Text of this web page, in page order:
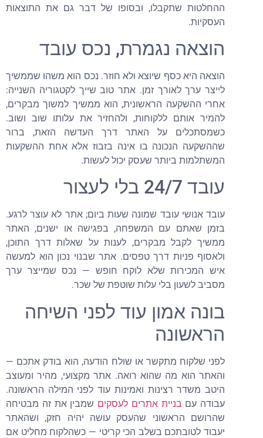
ההחלטות שתקבלו, ובסופו של דבר גם את התוצאות
העסקיות.
הוצאה נגמרת, נכס עובד
הוצאה היא כסף שיוצא ולא חוזר. נכס הוא משהו שממשיך
לייצר ערך לאורך זמן. אתר טוב שייך לקטגוריה השנייה:
אחרי ההשקעה הראשונית, הוא ממשיך למשוך מבקרים,
להמיר אותם ללקוחות, ולהחזיר את עלותו שוב ושוב.
כשמסתכלים על האתר דרך העדשה הזאת, ברור
שההשקעה הנכונה בו אינה בזבוז אלא אחת ההשקעות
המשתלמות ביותר שעסק יכול לעשות.
עובד 24/7 בלי לעצור
עובד אנושי עובד שמונה שעות ביום; אתר לא עוצר לרגע.
בזמן שאתם עם המשפחה, בפגישה או ישנים, האתר
ממשיך לקבל מבקרים, לענות על שאלות דרך התוכן,
ולאסוף פניות דרך טפסים. אתר שבנוי נכון הוא למעשה
איש המכירות שלא לוקח חופש — נכס שמייצר ערך
מסביב לשעון בלי עלות שוטפת של שכר.
בונה אמון עוד לפני השיחה
הראשונה
לפני שלקוח מתקשר או שולח הודעה, הוא בודק אתכם —
והאתר הוא מה שהוא רואה. אתר מקצועי, מהיר ומעוצב
היטב משדר רצינות ואמינות עוד לפני המילה הראשונה.
עבודה עם בניית אתרים לעסקים שמבין את זה מבטיחה
שהרושם הראשוני שהעסק עושה יהיה חזק, ושהאתר
יעבוד לטובתכם בשלב הכי קריטי — כשהלקוח מחליט אם